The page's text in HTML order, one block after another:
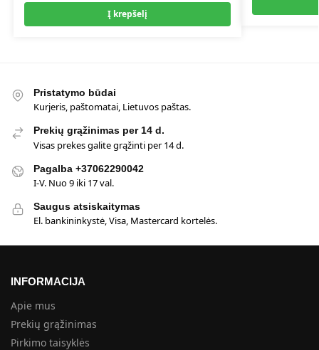
Į krepšelį
Pristatymo būdai
Kurjeris, paštomatai, Lietuvos paštas.
Prekių grąžinimas per 14 d.
Visas prekes galite grąžinti per 14 d.
Pagalba +37062290042
I-V. Nuo 9 iki 17 val.
Saugus atsiskaitymas
El. bankininkystė, Visa, Mastercard kortelės.
INFORMACIJA
Apie mus
Prekių grąžinimas
Pirkimo taisyklės